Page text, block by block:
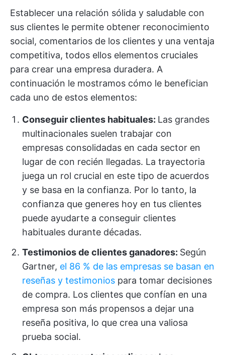
Establecer una relación sólida y saludable con
sus clientes le permite obtener reconocimiento
social, comentarios de los clientes y una ventaja
competitiva, todos ellos elementos cruciales
para crear una empresa duradera. A
continuación le mostramos cómo le benefician
cada uno de estos elementos:
Conseguir clientes habituales: Las grandes
multinacionales suelen trabajar con
empresas consolidadas en cada sector en
lugar de con recién llegadas. La trayectoria
juega un rol crucial en este tipo de acuerdos
y se basa en la confianza. Por lo tanto, la
confianza que generes hoy en tus clientes
puede ayudarte a conseguir clientes
habituales durante décadas.
Testimonios de clientes ganadores: Según
Gartner, el 86 % de las empresas se basan en
reseñas y testimonios para tomar decisiones
de compra. Los clientes que confían en una
empresa son más propensos a dejar una
reseña positiva, lo que crea una valiosa
prueba social.